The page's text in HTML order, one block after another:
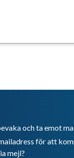
och ta emot
för att
mejl?